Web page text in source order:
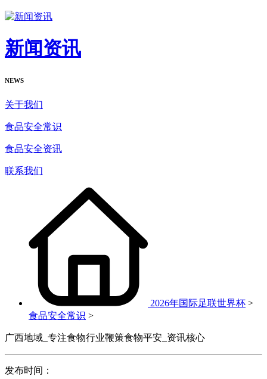
新闻资讯
NEWS
关于我们
食品安全常识
食品安全资讯
联系我们
2026年国际足联世界杯 >
食品安全常识 >
广西地域_专注食物行业鞭策食物平安_资讯核心
发布时间：